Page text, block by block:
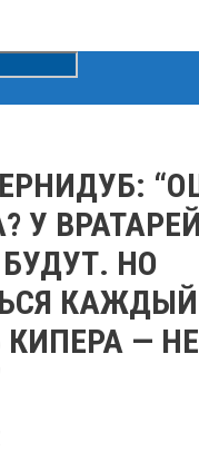
У
НО
КАЖДЫЙ
— НЕ